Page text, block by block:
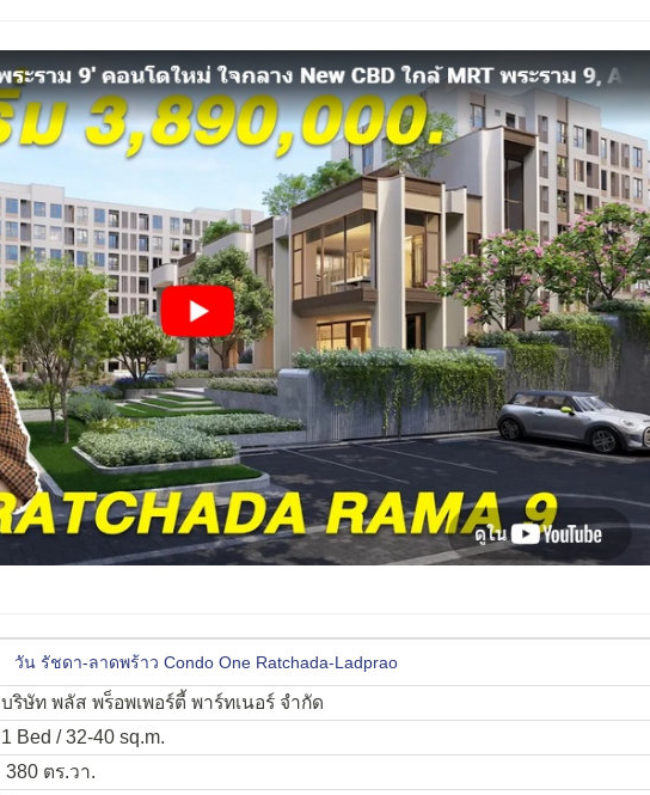
วัน รัชดา-ลาดพร้าว Condo One Ratchada-Ladprao
บริษัท พลัส พร็อพเพอร์ตี้ พาร์ทเนอร์ จำกัด
1 Bed / 32-40 sq.m.
380 ตร.วา.